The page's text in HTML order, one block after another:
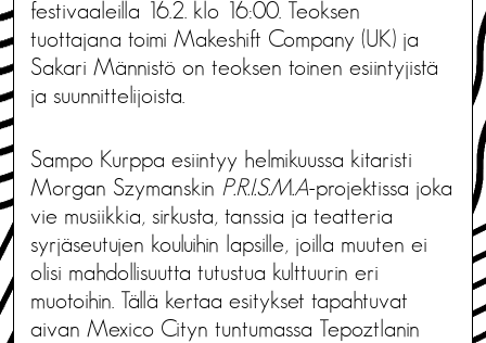
festivaaleilla 16.2. klo 16:00. Teoksen
tuottajana toimi Makeshift Company (UK) ja
Sakari Männistö on teoksen toinen esiintyjistä
ja suunnittelijoista.
Sampo Kurppa esiintyy helmikuussa kitaristi
Morgan Szymanskin P.R.I.S.M.A-projektissa joka
vie musiikkia, sirkusta, tanssia ja teatteria
syrjäseutujen kouluihin lapsille, joilla muuten ei
olisi mahdollisuutta tutustua kulttuurin eri
muotoihin. Tällä kertaa esitykset tapahtuvat
aivan Mexico Cityn tuntumassa Tepoztlanin